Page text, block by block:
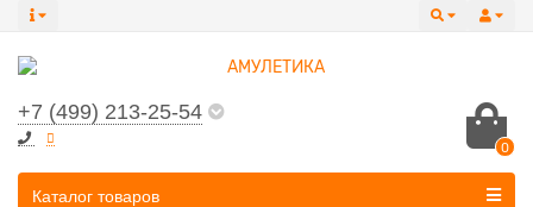
+7 (499) 213-25-54
0
Все категории
Каталог товаров